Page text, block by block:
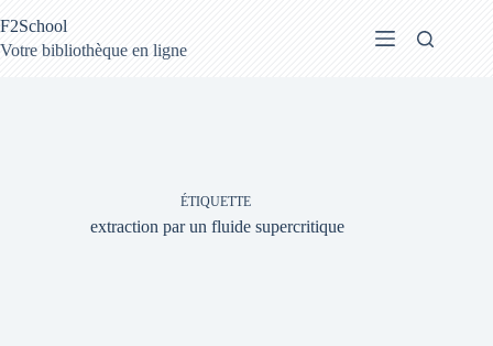
au
contenu
F2School
Votre bibliothèque en ligne
ÉTIQUETTE
extraction par un fluide supercritique